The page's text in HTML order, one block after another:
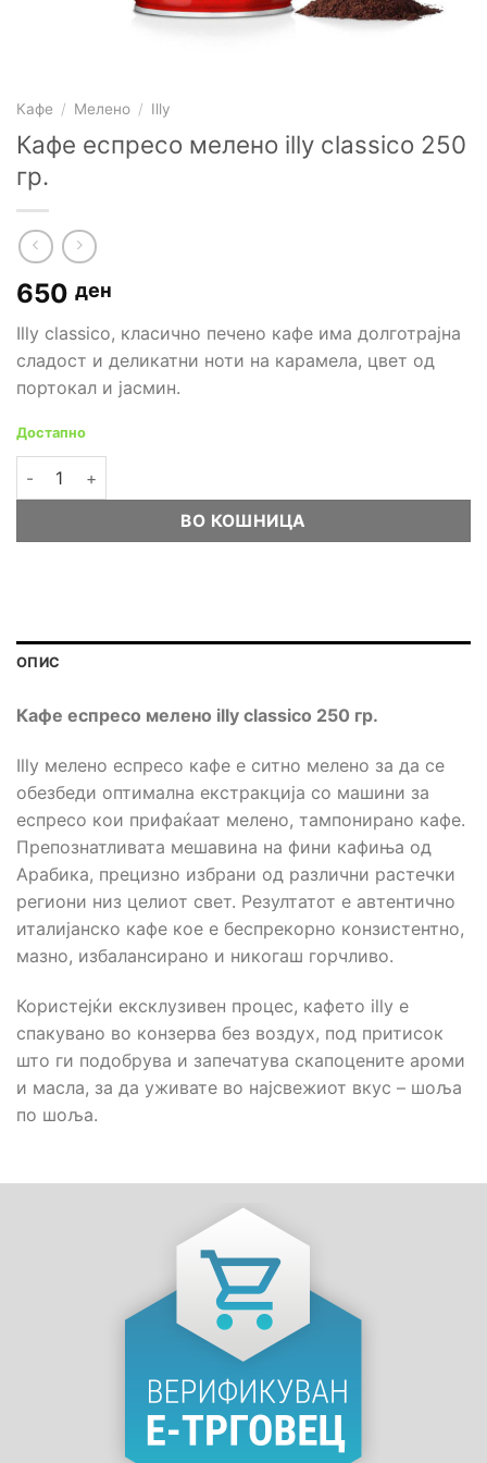
Кафе / Мелено / Illy
Кафе еспресо мелено illy classico 250
гр.
650 ден
Illy classico, класично печено кафе има долготрајна
сладост и деликатни ноти на карамела, цвет од
портокал и јасмин.
Достапно
Кафе еспресо мелено illy classico 250 гр. количина
ВО КОШНИЦА
ОПИС
Кафе еспресо мелено illy classico 250 гр.
Illy мелено еспресо кафе е ситно мелено за да се
обезбеди оптимална екстракција со машини за
еспресо кои прифаќаат мелено, тампонирано кафе.
Препознатливата мешавина на фини кафиња од
Арабика, прецизно избрани од различни растечки
региони низ целиот свет. Резултатот е автентично
италијанско кафе кое е беспрекорно конзистентно,
мазно, избалансирано и никогаш горчливо.
Користејќи ексклузивен процес, кафето illy е
спакувано во конзерва без воздух, под притисок
што ги подобрува и запечатува скапоцените ароми
и масла, за да уживате во најсвежиот вкус – шоља
по шоља.